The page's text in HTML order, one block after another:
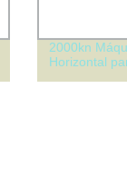
2000kn
Horizontal